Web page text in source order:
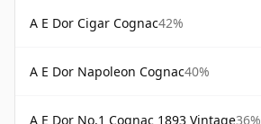
A E Dor Cigar Cognac42%
A E Dor Napoleon Cognac40%
A E Dor No.1 Cognac 1893 Vintage36%